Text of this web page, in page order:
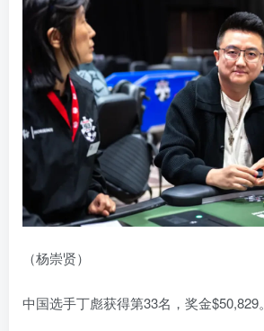
（杨崇贤）
中国选手丁彪获得第33名，奖金$50,829。